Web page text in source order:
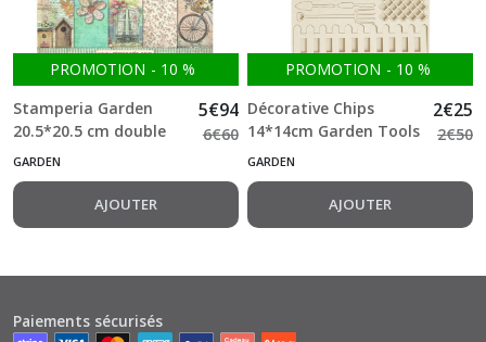
PROMOTION - 10 %
Stamperia Garden
20.5*20.5 cm double
Face Bloc 10 feuilles
5€94
6€60
GARDEN
AJOUTER
PROMOTION - 10 %
Décorative Chips
14*14cm Garden Tools
Stamperia
2€25
2€50
GARDEN
AJOUTER
Paiements sécurisés